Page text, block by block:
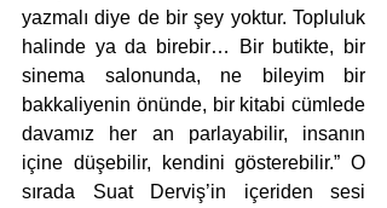
yazmalı diye de bir şey yoktur. Topluluk
halinde ya da birebir… Bir butikte, bir
sinema salonunda, ne bileyim bir
bakkaliyenin önünde, bir kitabi cümlede
davamız her an parlayabilir, insanın
içine düşebilir, kendini gösterebilir.” O
sırada Suat Derviş’in içeriden sesi